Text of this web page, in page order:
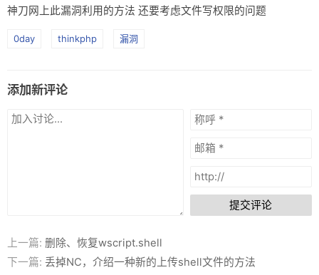
神刀网上此漏洞利用的方法 还要考虑文件写权限的问题
0day thinkphp 漏洞
添加新评论
提交评论
上一篇: 删除、恢复wscript.shell
下一篇: 丢掉NC，介绍一种新的上传shell文件的方法